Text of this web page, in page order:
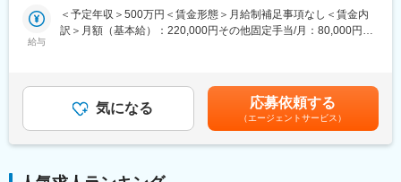
良さがあり、自分たちで会社を創っていくワクワク感を味わえま
す。
・残業1日1h程度が基本！月平均残業20h程度
・10時出社／所定労働時間7.5h
当社はイノベーションHDの一員として、現在は60名程度の組織
■職務詳細：
・ネットバンキング残高照会、入出金明細確認
・各種書類作成
給与
＜予定年収＞500万円＜賃金形態＞月給制補足事項なし＜賃金内
訳＞月額（基本給）：220,000円その他固定手当/月：80,000円＜
はあくまでも目安の金額であり、選考を通じて上下する可能性が
あります。月給(月額)は固定手当を含めた表記です。
気になる 応募依頼する
（エージェントサービス）